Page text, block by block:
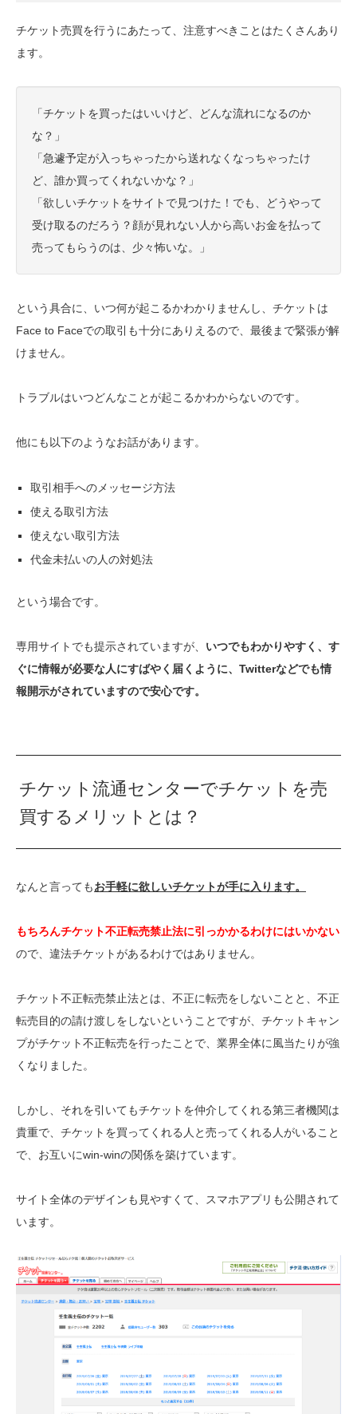
チケット売買を行うにあたって、注意すべきことはたくさんあり
ます。
「チケットを買ったはいいけど、どんな流れになるのか
な？」
「急遽予定が入っちゃったから送れなくなっちゃったけ
ど、誰か買ってくれないかな？」
「欲しいチケットをサイトで見つけた！でも、どうやって
受け取るのだろう？顔が見れない人から高いお金を払って
売ってもらうのは、少々怖いな。」
という具合に、いつ何が起こるかわかりませんし、チケットは
Face to Faceでの取引も十分にありえるので、最後まで緊張が解
けません。
トラブルはいつどんなことが起こるかわからないのです。
他にも以下のようなお話があります。
取引相手へのメッセージ方法
使える取引方法
使えない取引方法
代金未払いの人の対処法
という場合です。
専用サイトでも提示されていますが、 いつでもわかりやすく、す
ぐに情報が必要な人にすばやく届くように、Twitterなどでも情
報開示がされていますので安心です。
チケット流通センターでチケットを売
買するメリットとは？
なんと言ってもお手軽に欲しいチケットが手に入ります。
もちろんチケット不正転売禁止法に引っかかるわけにはいかない
ので、違法チケットがあるわけではありません。
チケット不正転売禁止法とは、不正に転売をしないことと、不正
転売目的の請け渡しをしないということですが、チケットキャン
プがチケット不正転売を行ったことで、業界全体に風当たりが強
くなりました。
しかし、それを引いてもチケットを仲介してくれる第三者機関は
貴重で、チケットを買ってくれる人と売ってくれる人がいること
で、お互いにwin-winの関係を築けています。
サイト全体のデザインも見やすくて、スマホアプリも公開されて
います。